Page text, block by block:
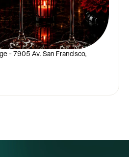
- 7905 Av. San Francisco,